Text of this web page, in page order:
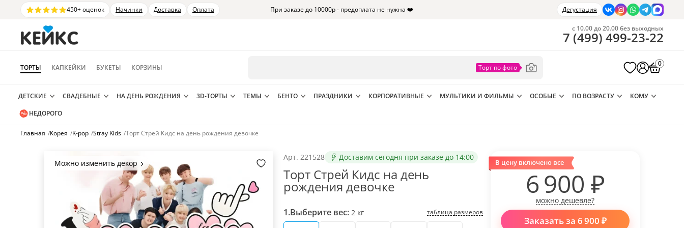
450+ оценок Начинки Доставка Оплата При заказе до 10000р - предоплата не нужна ❤️ Дегустация
ТОРТЫ КАПКЕЙКИ БУКЕТЫ КОРЗИНЫ
с 10.00 до 20.00 без выходных
7 (499) 499-23-22
0
ДЕТСКИЕ СВАДЕБНЫЕ НА ДЕНЬ РОЖДЕНИЯ 3D-ТОРТЫ ТЕМЫ БЕНТО ПРАЗДНИКИ КОРПОРАТИВНЫЕ МУЛЬТИКИ И ФИЛЬМЫ ОСОБЫЕ ПО ВОЗРАСТУ
КОМУ
НЕДОРОГО
Главная /Корея /K-pop /Stray Kids /Торт Стрей Кидс на день рождения девочке
Можно изменить декор
Цвет покрытия, надписи,
элементы и фигурки.
Арт. 221528 Доставим сегодня при заказе до 14:00
Торт Стрей Кидс на день
рождения девочке
1.Выберите вес: 2 кг таблица размеров
В цену включено все
6 900 ₽
можно дешевле?
Заказать за 6 900 ₽